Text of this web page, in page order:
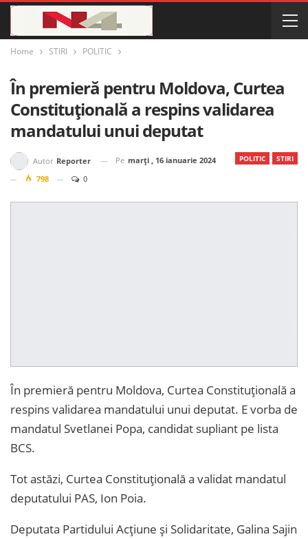
Home STIRI POLITIC
În premieră pentru Moldova, Curtea
Constituțională a respins validarea
mandatului unui deputat
POLITIC STIRI
Autor Reporter Pe marți , 16 ianuarie 2024
798
0
În premieră pentru Moldova, Curtea Constituțională a
respins validarea mandatului unui deputat. E vorba de
mandatul Svetlanei Popa, candidat supliant pe lista
BCS.
Tot astăzi, Curtea Constituțională a validat mandatul
deputatului PAS, Ion Poia.
Deputata Partidului Acțiune și Solidaritate, Galina Sajin